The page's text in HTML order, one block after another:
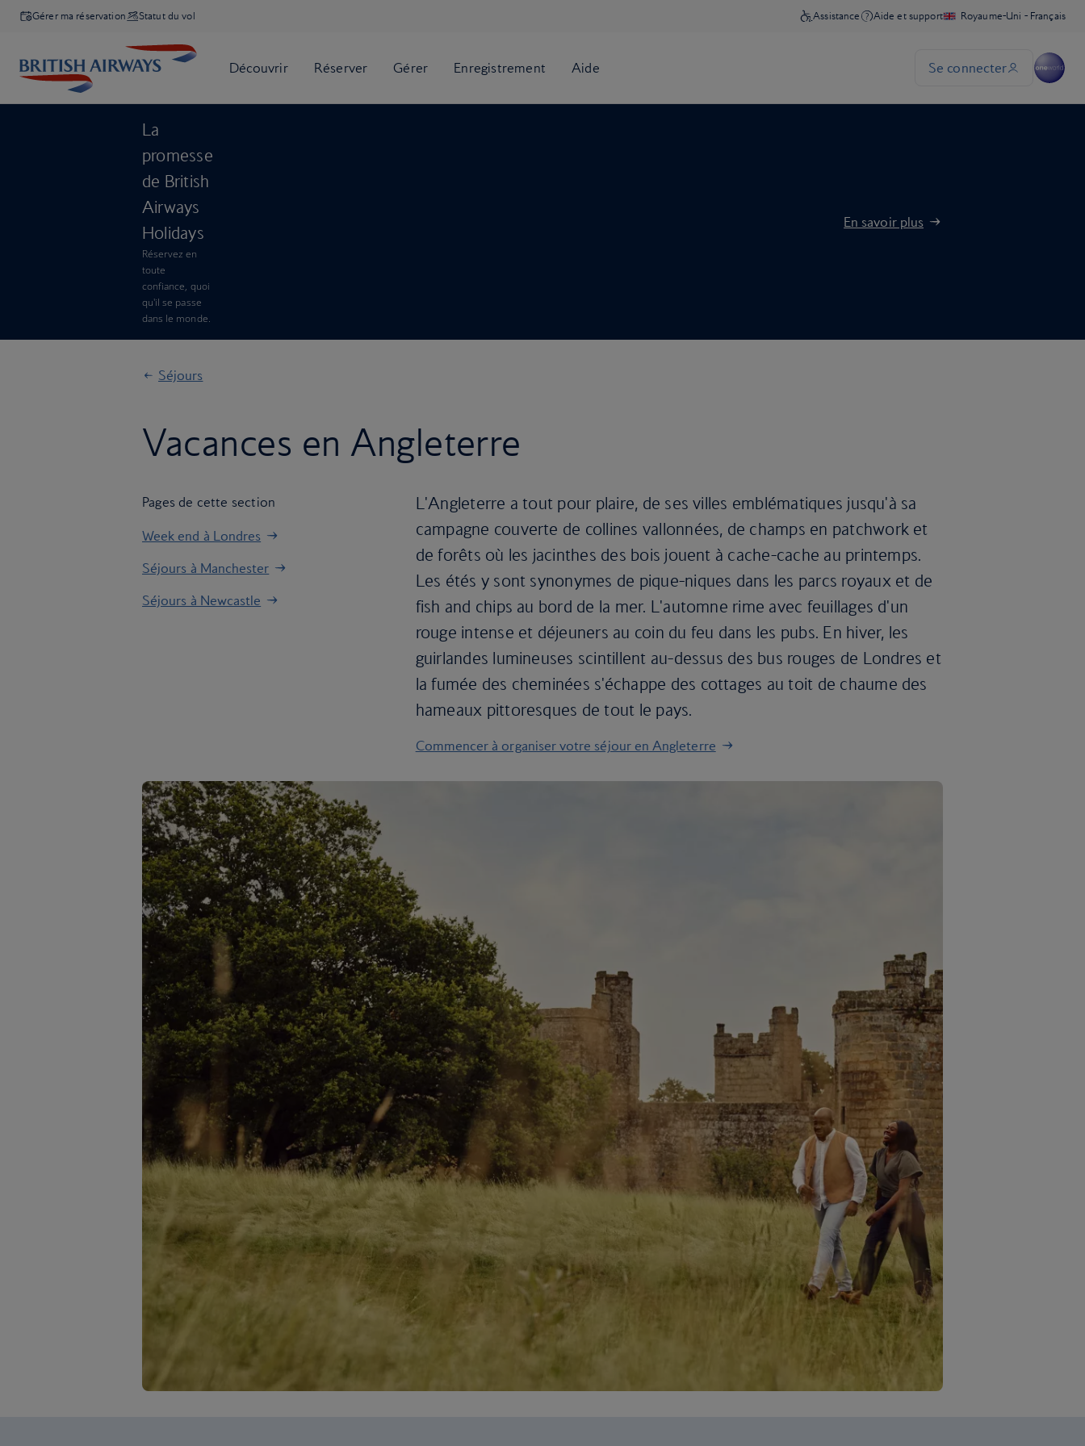
Gérer ma réservation Statut du vol
La
promesse
de British
Airways
Holidays
Réservez en
toute
confiance, quoi
qu'il se passe
dans le monde.
En savoir plus
Séjours
Vacances en Angleterre
Pages de cette section
Week end à Londres
Séjours à Manchester
Séjours à Newcastle
L'Angleterre a tout pour plaire, de ses villes emblématiques jusqu'à sa
campagne couverte de collines vallonnées, de champs en patchwork et
de forêts où les jacinthes des bois jouent à cache-cache au printemps.
Les étés y sont synonymes de pique-niques dans les parcs royaux et de
fish and chips au bord de la mer. L'automne rime avec feuillages d'un
rouge intense et déjeuners au coin du feu dans les pubs. En hiver, les
guirlandes lumineuses scintillent au-dessus des bus rouges de Londres et
la fumée des cheminées s'échappe des cottages au toit de chaume des
hameaux pittoresques de tout le pays.
Commencer à organiser votre séjour en Angleterre